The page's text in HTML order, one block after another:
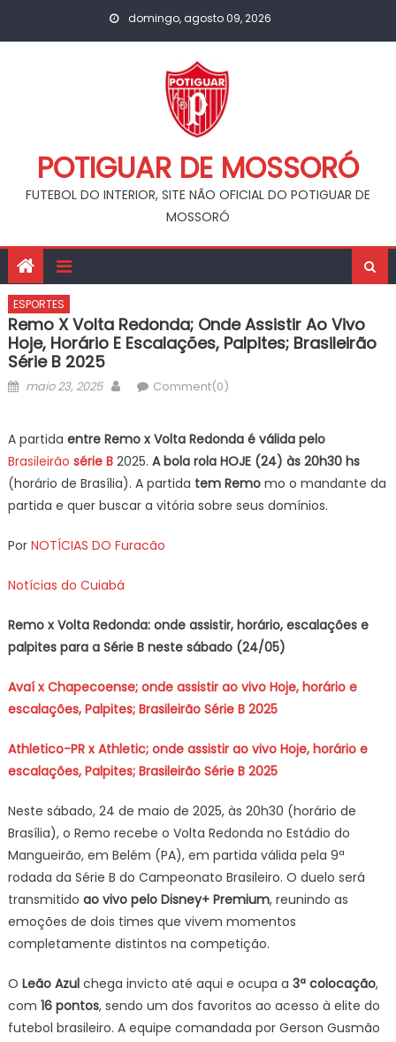
domingo, agosto 09, 2026
POTIGUAR DE MOSSORÓ
FUTEBOL DO INTERIOR, SITE NÃO OFICIAL DO POTIGUAR DE
MOSSORÓ
ESPORTES
Remo X Volta Redonda; Onde Assistir Ao Vivo
Hoje, Horário E Escalações, Palpites; Brasileirão
Série B 2025
Posted
maio 23, 2025 AuthorComment(0)
A partida entre Remo x Volta Redonda é válida pelo
Brasileirão série B2025. A bola rola HOJE (24) às 20h30 hs
(horário de Brasília). A partida tem Remo mo o mandante da
partida e quer buscar a vitória sobre seus domínios.
Por NOTÍCIAS DO Furacão
Notícias do Cuiabá
Remo x Volta Redonda: onde assistir, horário, escalações e
palpites para a Série B neste sábado (24/05)
Avaí x Chapecoense; onde assistir ao vivo Hoje, horário e
escalações, Palpites; Brasileirão Série B 2025
Athletico-PR x Athletic; onde assistir ao vivo Hoje, horário e
escalações, Palpites; Brasileirão Série B 2025
Neste sábado, 24 de maio de 2025, às 20h30 (horário de
Brasília), o Remo recebe o Volta Redonda no Estádio do
Mangueirão, em Belém (PA), em partida válida pela 9ª
rodada da Série B do Campeonato Brasileiro. O duelo será
transmitido ao vivo pelo Disney+ Premium, reunindo as
emoções de dois times que vivem momentos
completamente distintos na competição.
O Leão Azulchega invicto até aqui e ocupa a 3ª colocação,
com 16 pontos, sendo um dos favoritos ao acesso à elite do
futebol brasileiro. A equipe comandada por Gerson Gusmão